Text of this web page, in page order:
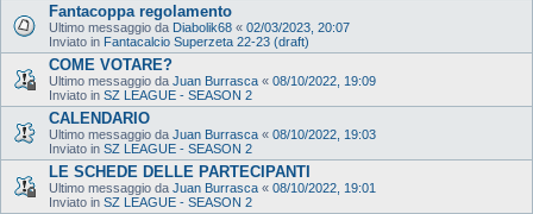
Fantacoppa regolamento
Ultimo messaggio da Diabolik68 « 02/03/2023, 20:07
Inviato in Fantacalcio Superzeta 22-23 (draft)
COME VOTARE?
Ultimo messaggio da Juan Burrasca « 08/10/2022, 19:09
Inviato in SZ LEAGUE - SEASON 2
CALENDARIO
Ultimo messaggio da Juan Burrasca « 08/10/2022, 19:03
Inviato in SZ LEAGUE - SEASON 2
LE SCHEDE DELLE PARTECIPANTI
Ultimo messaggio da Juan Burrasca « 08/10/2022, 19:01
Inviato in SZ LEAGUE - SEASON 2